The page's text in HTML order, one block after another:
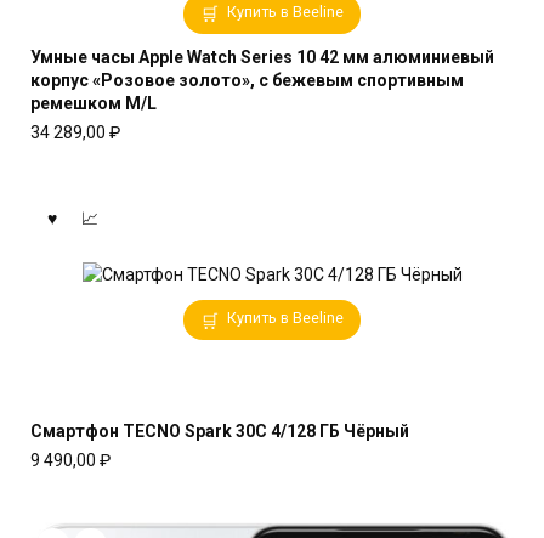
Купить в Beeline
Умные часы Apple Watch Series 10 42 мм алюминиевый
корпус «Розовое золото», с бежевым спортивным
ремешком M/L
34 289,00 ₽
Купить в Beeline
Смартфон TECNO Spark 30C 4/128 ГБ Чёрный
9 490,00 ₽